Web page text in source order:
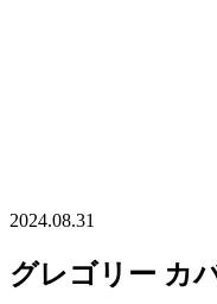
2024.08.31
グレゴリー カ